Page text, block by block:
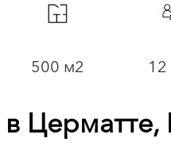
500 м2 12